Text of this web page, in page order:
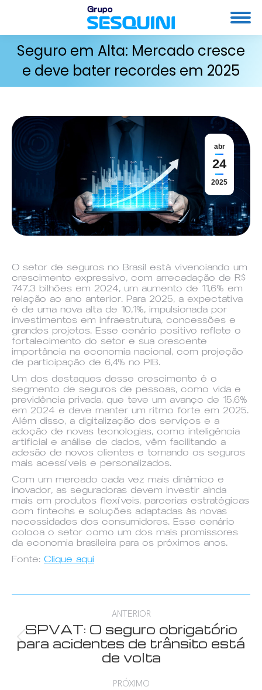
Seguro em Alta: Mercado cresce
e deve bater recordes em 2025
abr
24
2025
O setor de seguros no Brasil está vivenciando um
crescimento expressivo, com arrecadação de R$
747,3 bilhões em 2024, um aumento de 11,6% em
relação ao ano anterior. Para 2025, a expectativa
é de uma nova alta de 10,1%, impulsionada por
investimentos em infraestrutura, concessões e
grandes projetos. Esse cenário positivo reflete o
fortalecimento do setor e sua crescente
importância na economia nacional, com projeção
de participação de 6,4% no PIB.
Um dos destaques desse crescimento é o
segmento de seguros de pessoas, como vida e
previdência privada, que teve um avanço de 15,6%
em 2024 e deve manter um ritmo forte em 2025.
Além disso, a digitalização dos serviços e a
adoção de novas tecnologias, como inteligência
artificial e análise de dados, vêm facilitando a
adesão de novos clientes e tornando os seguros
mais acessíveis e personalizados.
Com um mercado cada vez mais dinâmico e
inovador, as seguradoras devem investir ainda
mais em produtos flexíveis, parcerias estratégicas
com fintechs e soluções adaptadas às novas
necessidades dos consumidores. Esse cenário
coloca o setor como um dos mais promissores
da economia brasileira para os próximos anos.
Fonte: Clique aqui
Navegação
de
post:
ANTERIOR
Post
anterior:
SPVAT: O seguro obrigatório
para acidentes de trânsito está
de volta
PRÓXIMO